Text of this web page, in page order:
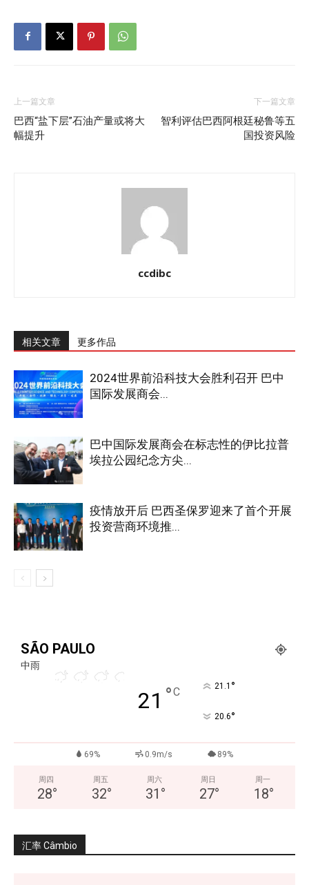
上一篇文章
巴西“盐下层”石油产量或将大
幅提升
下一篇文章
智利评估巴西阿根廷秘鲁等五
国投资风险
ccdibc
相关文章 更多作品
2024世界前沿科技大会胜利召开 巴中
国际发展商会...
巴中国际发展商会在标志性的伊比拉普
埃拉公园纪念方尖...
疫情放开后 巴西圣保罗迎来了首个开展
投资营商环境推...
SÃO PAULO
中雨
21 °C 21.1 °
20.6°
69% 0.9m/s 89%
周四
28°
周五
32°
周六
31 °
周日
27°
周一
18°
汇率 Câmbio